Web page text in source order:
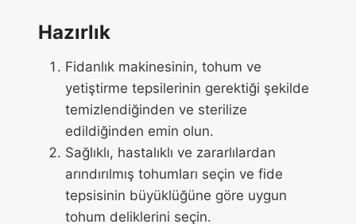
Hazırlık
Fidanlık makinesinin, tohum ve
yetiştirme tepsilerinin gerektiği şekilde
temizlendiğinden ve sterilize
edildiğinden emin olun.
Sağlıklı, hastalıklı ve zararlılardan
arındırılmış tohumları seçin ve fide
tepsisinin büyüklüğüne göre uygun
tohum deliklerini seçin.